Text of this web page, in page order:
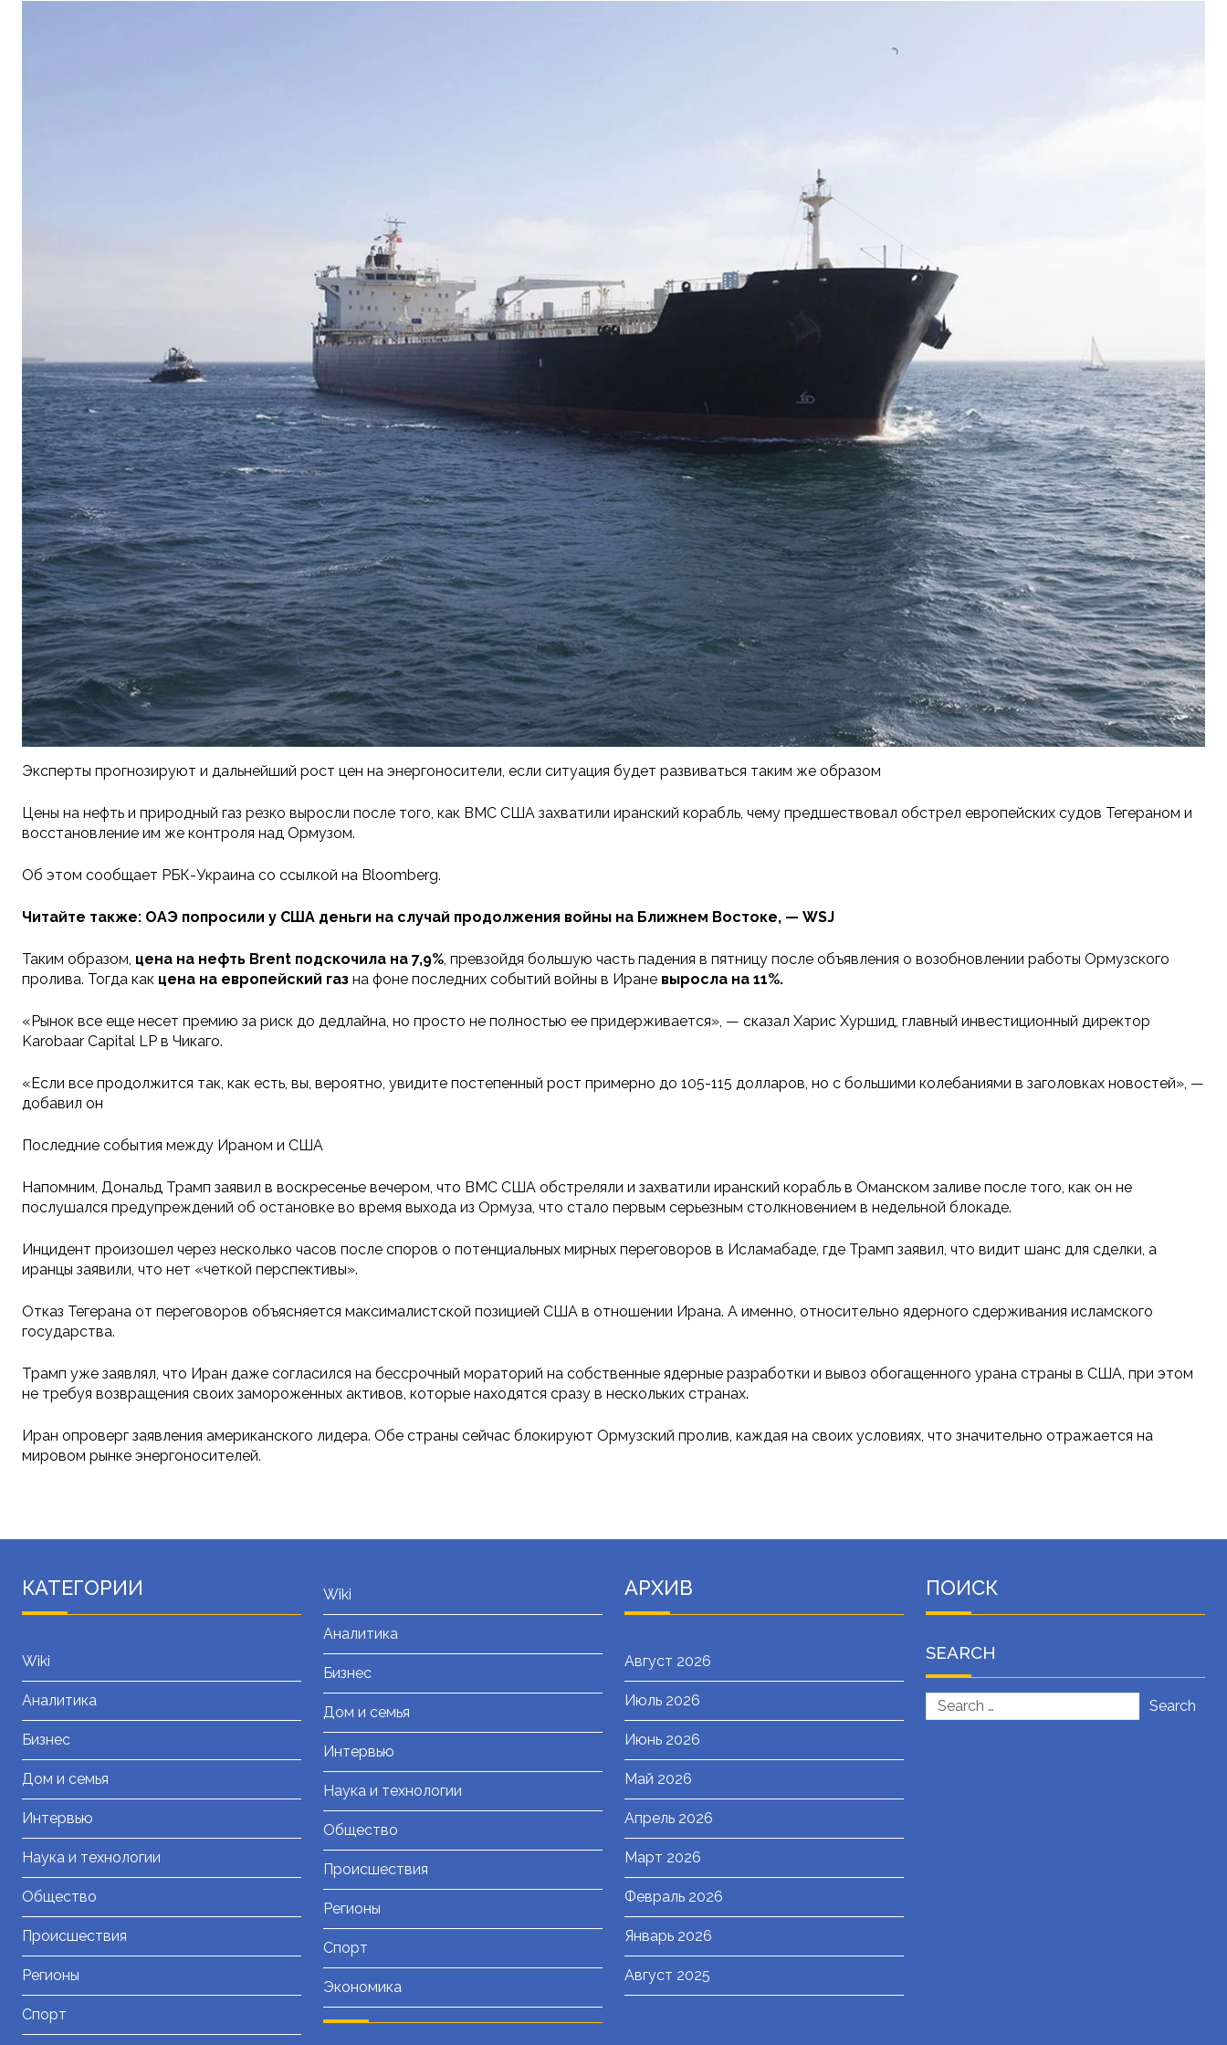
Эксперты прогнозируют и дальнейший рост цен на энергоносители, если ситуация будет развиваться таким же образом
Цены на нефть и природный газ резко выросли после того, как ВМС США захватили иранский корабль, чему предшествовал обстрел европейских судов Тегераном и
восстановление им же контроля над Ормузом.
Об этом сообщает РБК-Украина со ссылкой на Bloomberg.
Читайте также: ОАЭ попросили у США деньги на случай продолжения войны на Ближнем Востоке, — WSJ
Таким образом, цена на нефть Brent подскочила на 7,9%, превзойдя большую часть падения в пятницу после объявления о возобновлении работы Ормузского
пролива. Тогда как цена на европейский газ на фоне последних событий войны в Иране выросла на 11%.
«Рынок все еще несет премию за риск до дедлайна, но просто не полностью ее придерживается», — сказал Харис Хуршид, главный инвестиционный директор
Karobaar Capital LP в Чикаго.
«Если все продолжится так, как есть, вы, вероятно, увидите постепенный рост примерно до 105-115 долларов, но с большими колебаниями в заголовках новостей», —
добавил он
Последние события между Ираном и США
Напомним, Дональд Трамп заявил в воскресенье вечером, что ВМС США обстреляли и захватили иранский корабль в Оманском заливе после того, как он не
послушался предупреждений об остановке во время выхода из Ормуза, что стало первым серьезным столкновением в недельной блокаде.
Инцидент произошел через несколько часов после споров о потенциальных мирных переговоров в Исламабаде, где Трамп заявил, что видит шанс для сделки, а
иранцы заявили, что нет «четкой перспективы».
Отказ Тегерана от переговоров объясняется максималистской позицией США в отношении Ирана. А именно, относительно ядерного сдерживания исламского
государства.
Трамп уже заявлял, что Иран даже согласился на бессрочный мораторий на собственные ядерные разработки и вывоз обогащенного урана страны в США, при этом
не требуя возвращения своих замороженных активов, которые находятся сразу в нескольких странах.
Иран опроверг заявления американского лидера. Обе страны сейчас блокируют Ормузский пролив, каждая на своих условиях, что значительно отражается на
мировом рынке энергоносителей.
КАТЕГОРИИ
Wiki
Аналитика
Бизнес
Дом и семья
Интервью
Наука и технологии
Общество
Происшествия
Регионы
Спорт
Wiki
Аналитика
Бизнес
Дом и семья
Интервью
Наука и технологии
Общество
Происшествия
Регионы
Спорт
Экономика
АРХИВ
Август 2026
Июль 2026
Июнь 2026
Май 2026
Апрель 2026
Март 2026
Февраль 2026
Январь 2026
Август 2025
ПОИСК
SEARCH
Search